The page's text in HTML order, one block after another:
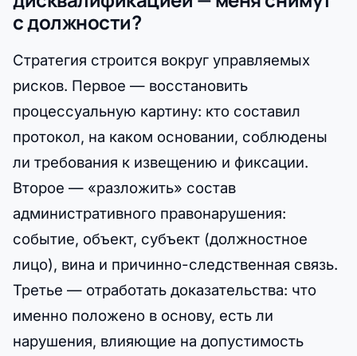
с должности?
Стратегия строится вокруг управляемых
рисков. Первое — восстановить
процессуальную картину: кто составил
протокол, на каком основании, соблюдены
ли требования к извещению и фиксации.
Второе — «разложить» состав
административного правонарушения:
событие, объект, субъект (должностное
лицо), вина и причинно-следственная связь.
Третье — отработать доказательства: что
именно положено в основу, есть ли
нарушения, влияющие на допустимость